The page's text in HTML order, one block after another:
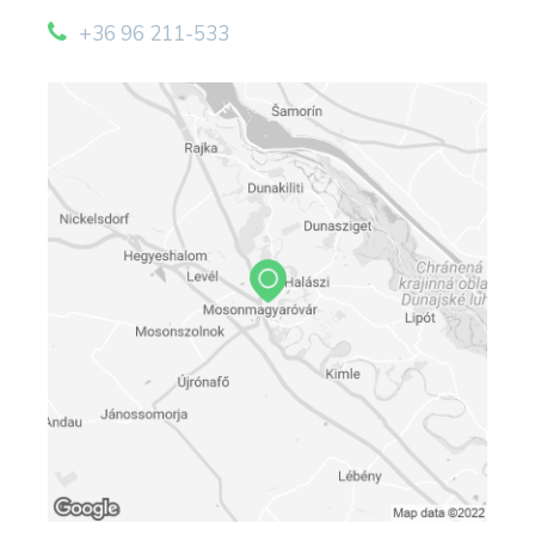
Mosonmagyaróváron, a FLEXUM
parkoló gondoskodik az Önök további
A fürdő népszerűségére mi sem jellemzőbb,
minthogy annak látogatói felerészben külföldről
érkeznek. Az osztrák és a szlovák határ
ölelésében helyezkedik el, Budapesttől 160,
Bécstől 80 és Pozsonytól mindössze 30
kilométerre.
Flexum Thermál Gyógyfürdő sokféle
vízhőfokú medencéivel, minden korosztály
körében kedvelt. A szinte állandó északnyugati
vagy délnyugati szél friss tiszta levegőt biztosít a
zöldövezetben, természetes folyóvizek
közelében fekvő fürdőnek, ami magas szinten
+36 96 211-533